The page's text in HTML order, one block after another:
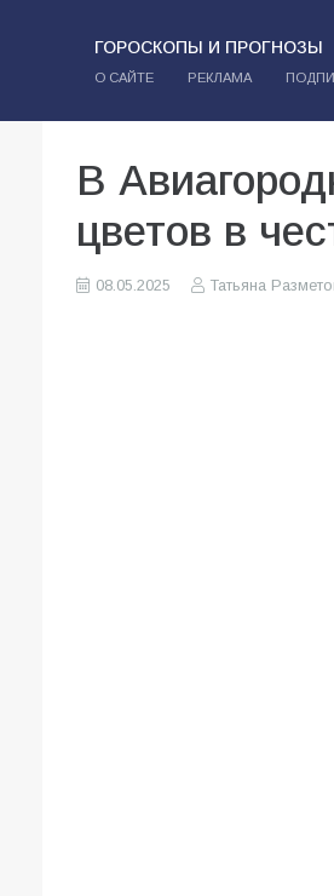
ГОРОСКОПЫ И ПРОГНОЗЫ
О САЙТЕ РЕКЛАМА
В
цветов в
08.05.2025 Татьяна